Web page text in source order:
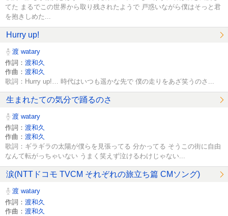
てた まるでこの世界から取り残されたようで 戸惑いながら僕はそっと君
を抱きしめた...
Hurry up!
渡 watary
作詞： 渡和久
作曲： 渡和久
歌詞：Hurry up!… 時代はいつも遥かな先で 僕の走りをあざ笑うのさ...
生まれたての気分で踊るのさ
渡 watary
作詞： 渡和久
作曲： 渡和久
歌詞：ギラギラの太陽が僕らを見張ってる 分かってる そうこの街に自由
なんて転がっちゃいない うまく笑えず泣けるわけじゃない...
涙(NTTドコモ TVCM それぞれの旅立ち篇 CMソング)
渡 watary
作詞： 渡和久
作曲： 渡和久